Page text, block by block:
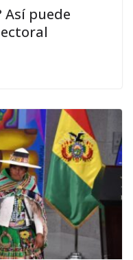
Así puede